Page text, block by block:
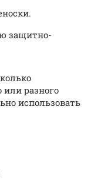
защитно-
разного
использовать